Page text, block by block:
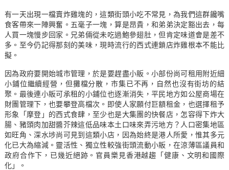
有一天出現一檔賣炸雞塊的，這類街頭小吃不常見，為我們這群饞嘴
食客帶來一陣興奮。五毫子一塊，算是昂貴，和弟弟決定豁出去，每
人買一塊慢步回家。兄弟倆從未吃過鮑參翅肚，但肯定味道會是差不
多。至今仍記得那刻的美味，現時流行的西式連鎖店炸雞根本不能比
擬。
因為政府要開始城市管理，於是要趕盡小販。小部份尚可租用附近細
小鋪位繼續經營，但攤檔分散，市集已不再，自然也沒有街坊的結
聚。最後連小販可承租的小鋪位也逐漸消失，平民地方如公屋商場在
財團管理下，也要攀登高檔次。即使人家願付巨額租金，也選擇租予
形象「摩登」的西式食肆，至少也是大集團的快餐店，怎容得下炸大
腸、豬頭肉加甜醬芥辣這低品味本土口味來弄污地方？人口密集地區
如旺角、深水埗尚可見到這類小店，因為始終是港人所愛，惟其多元
化已大為縮減。靈活性、獨立性較強街頭流動小販，在涼薄區議員和
政府合作下，已幾近絕跡。官員樂見香港越趨「健康、文明和國際
化」。